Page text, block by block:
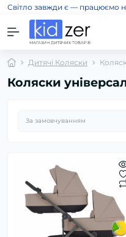
Світло завжди є — працюємо
Дитячі Коляски
Коляски